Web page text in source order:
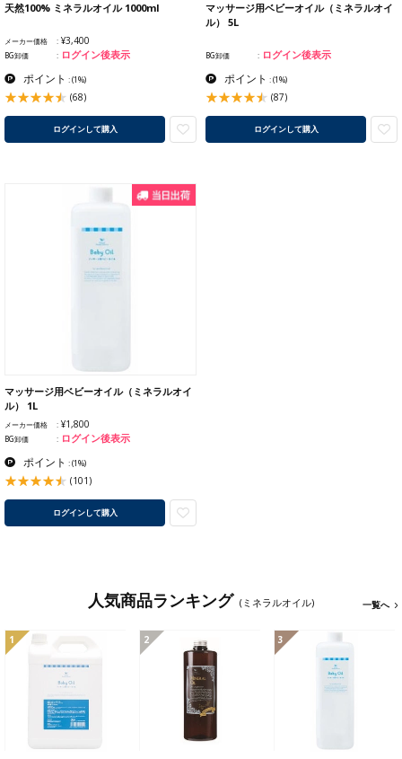
天然100% ミネラルオイル 1000ml
メーカー価格 ¥3,400
BG卸価 ログイン後表示
ポイント :(1%)
(68)
ログインして購入
マッサージ用ベビーオイル（ミネラルオイ
ル） 5L
BG卸価 ログイン後表示
ポイント :(1%)
(87)
ログインして購入
マッサージ用ベビーオイル（ミネラルオイ
ル） 1L
メーカー価格 ¥1,800
BG卸価 ログイン後表示
ポイント :(1%)
(101)
ログインして購入
人気商品ランキング (ミネラルオイル) 一覧へ
1 2 3